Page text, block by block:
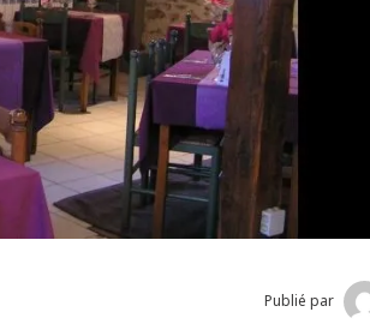
Publié par